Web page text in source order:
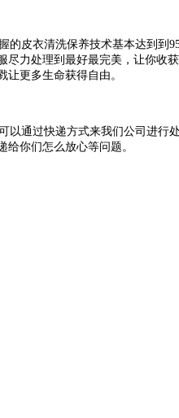
皮衣清洗保养技术基本达到到
尽力处理到最好最完美，让你
更多生命获得自由。
通过快递方式来我们公司进行
你们怎么放心等问题。